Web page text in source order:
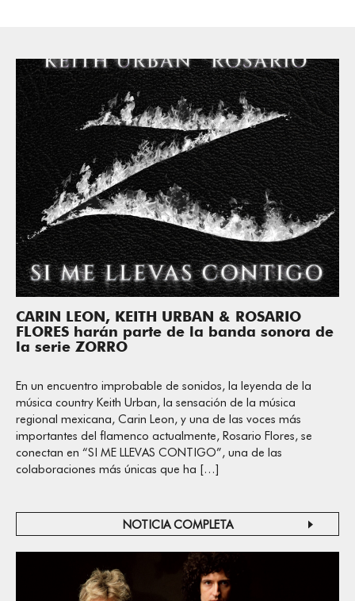
CARIN LEON, KEITH URBAN & ROSARIO
FLORES harán parte de la banda sonora de
la serie ZORRO
En un encuentro improbable de sonidos, la leyenda de la
música country Keith Urban, la sensación de la música
regional mexicana, Carin Leon, y una de las voces más
importantes del flamenco actualmente, Rosario Flores, se
conectan en “SI ME LLEVAS CONTIGO”, una de las
colaboraciones más únicas que ha […]
NOTICIA COMPLETA